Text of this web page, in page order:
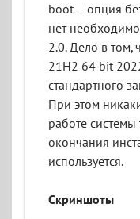
boot – опция
нет
2.0. Дело в том,
21H2 64 bit
стандартного
При этом
работе
окончания
используется.
Скриншоты